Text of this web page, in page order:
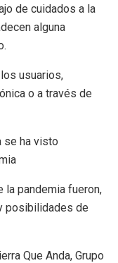
de cuidados a la
alguna
usuarios,
o a través de
se ha visto
pandemia fueron,
posibilidades de
Que Anda, Grupo